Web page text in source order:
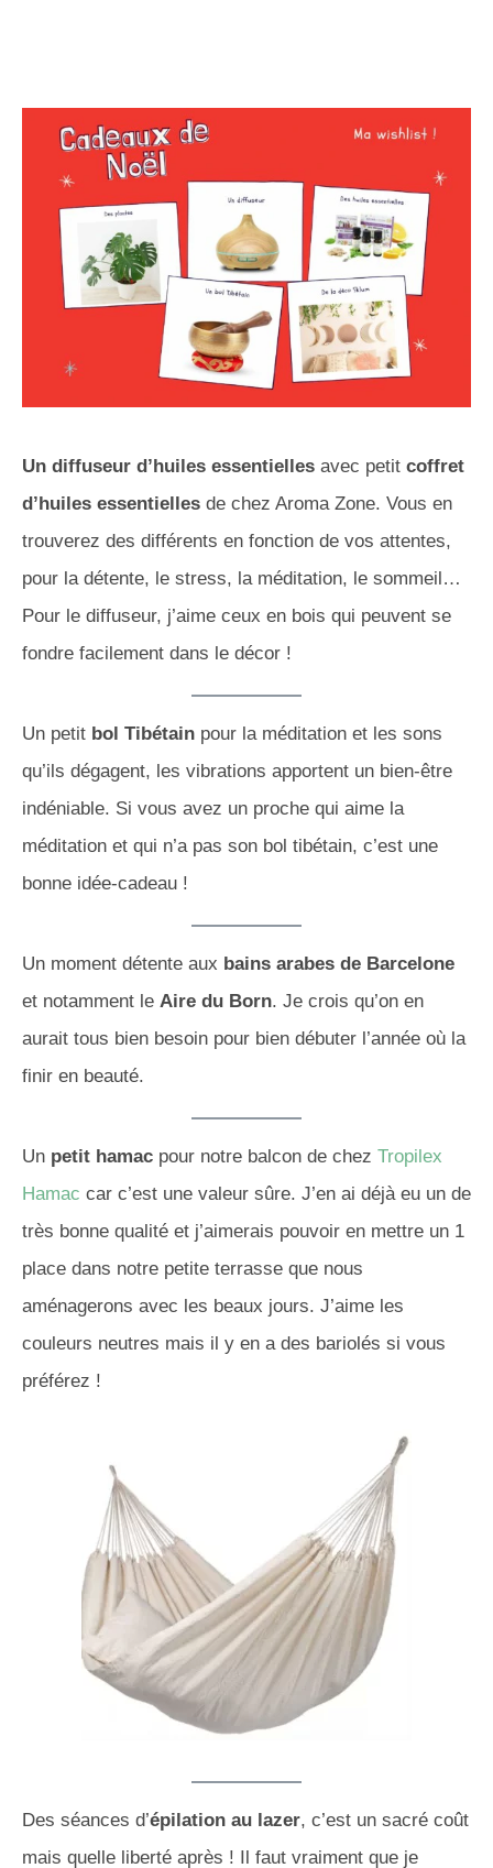
Un diffuseur d’huiles essentielles avec petit coffret
d’huiles essentielles de chez Aroma Zone. Vous en
trouverez des différents en fonction de vos attentes,
pour la détente, le stress, la méditation, le sommeil…
Pour le diffuseur, j’aime ceux en bois qui peuvent se
fondre facilement dans le décor !
Un petit bol Tibétain pour la méditation et les sons
qu’ils dégagent, les vibrations apportent un bien-être
indéniable. Si vous avez un proche qui aime la
méditation et qui n’a pas son bol tibétain, c’est une
bonne idée-cadeau !
Un moment détente aux bains arabes de Barcelone
et notamment le Aire du Born. Je crois qu’on en
aurait tous bien besoin pour bien débuter l’année où la
finir en beauté.
Un petit hamac pour notre balcon de chez Tropilex
Hamac car c’est une valeur sûre. J’en ai déjà eu un de
très bonne qualité et j’aimerais pouvoir en mettre un 1
place dans notre petite terrasse que nous
aménagerons avec les beaux jours. J’aime les
couleurs neutres mais il y en a des bariolés si vous
préférez !
Des séances d’épilation au lazer, c’est un sacré coût
mais quelle liberté après ! Il faut vraiment que je